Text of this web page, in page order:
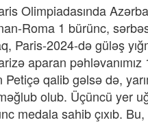
Olimpiadasında
Roma 1 bürünc,
Paris-2024-də güləş
aparan
Petiçə qalib gəlsə də,
olub. Üçüncü yer
medala sahib çıxıb.